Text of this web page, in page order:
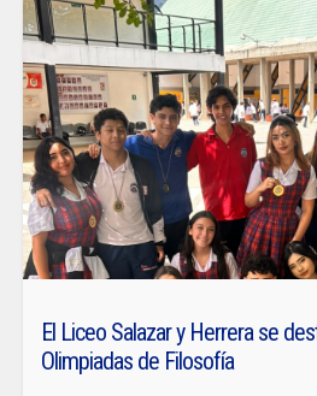
El Liceo Salazar y Herrera se
Olimpiadas de Filosofía